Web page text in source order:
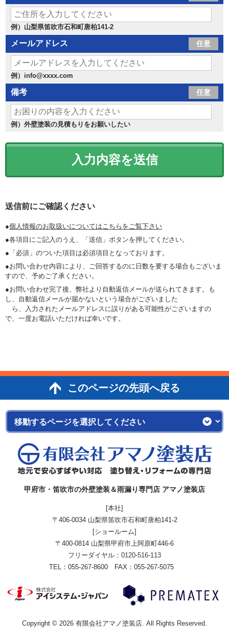
例）山梨県笛吹市石和町唐柏141-2
メールアドレス 任意
例）info@xxxx.com
備考 任意
例）外壁塗装の見積もりをお願いしたい
送信前にご確認ください
●個人情報のお取扱いについてはこちらをご覧下さい
●各項目にご記入のうえ、「送信」ボタンを押してください。
●「必須」のついた項目は必須項目となっております。
●お問い合わせ内容により、ご回答するのに日数を要する場合もございま
すので、予めご了承ください。
●お問い合わせ完了後、弊社より自動返信メールが送られてきます。も
し、自動返信メールが届かないという場合がございました
ら、入力されたメールアドレスに誤りがある可能性がございますの
で、一度お電話いただければ幸いです。
このページの先頭へ戻る
甲府市・笛吹市の外壁塗装＆雨漏り専門店 アマノ塗装店
[本社]
〒406-0034 山梨県笛吹市石和町唐柏141-2
[ショールーム]
〒400-0814 山梨県甲府市上阿原町446-6
フリーダイヤル： 0120-516-113
TEL：055-267-8600 FAX：055-267-5075
Copyright © 2026 有限会社アマノ塗装店. All Rights Reserved.